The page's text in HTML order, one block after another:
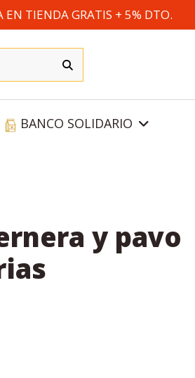
EN TIENDA GRATIS + 5% DTO.
BANCO SOLIDARIO
y pavo